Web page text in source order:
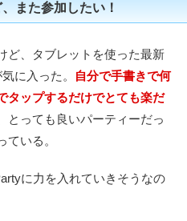
また参加したい！
ど、タブレットを使った最新
に入った。
自分で手書きで何
タップするだけでとても楽だ
とっても良いパーティーだっ
いる。
に力を入れていきそうなの